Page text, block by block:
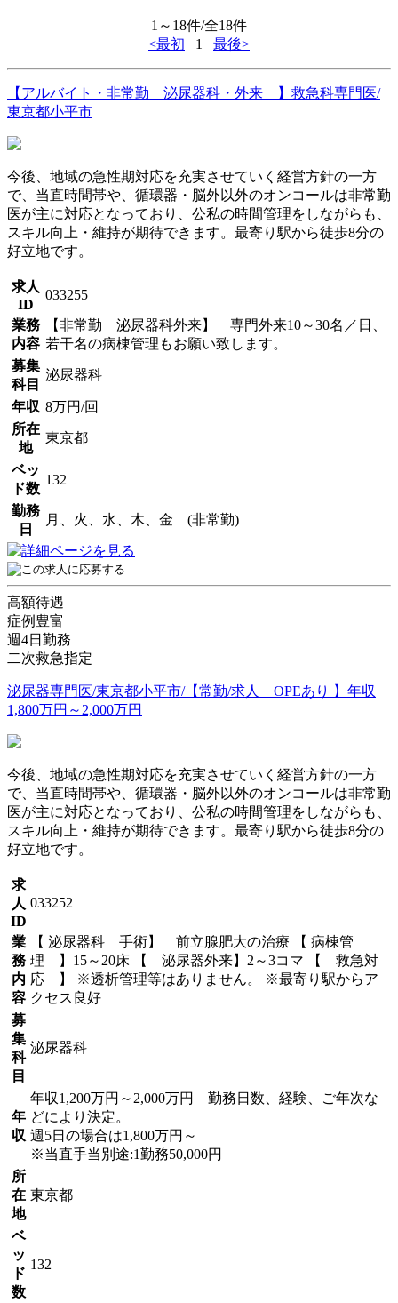
1～18件/全18件
<最初
1 最後>
【アルバイト・非常勤 泌尿器科・外来 】救急科専門医/
東京都小平市
今後、地域の急性期対応を充実させていく経営方針の一方
で、当直時間帯や、循環器・脳外以外のオンコールは非常勤
医が主に対応となっており、公私の時間管理をしながらも、
スキル向上・維持が期待できます。最寄り駅から徒歩8分の
好立地です。
求人
ID
033255
業務
内容
【非常勤 泌尿器科外来】 専門外来10～30名／日、
若干名の病棟管理もお願い致します。
募集
科目
泌尿器科
年収 8万円/回
所在
地
東京都
ベッ
ド数
132
勤務
日
月、火、水、木、金 (非常勤)
高額待遇
症例豊富
週4日勤務
二次救急指定
泌尿器専門医/東京都小平市/【常勤/求人 OPEあり 】年収
1,800万円～2,000万円
今後、地域の急性期対応を充実させていく経営方針の一方
で、当直時間帯や、循環器・脳外以外のオンコールは非常勤
医が主に対応となっており、公私の時間管理をしながらも、
スキル向上・維持が期待できます。最寄り駅から徒歩8分の
好立地です。
求
人
ID
033252
業
務
内
容
【 泌尿器科 手術】 前立腺肥大の治療 【 病棟管
理 】15～20床 【 泌尿器外来】2～3コマ 【 救急対
応 】 ※透析管理等はありません。 ※最寄り駅からア
クセス良好
募
集
科
目
泌尿器科
年
収
年収1,200万円～2,000万円 勤務日数、経験、ご年次な
どにより決定。
週5日の場合は1,800万円～
※当直手当別途:1勤務50,000円
所
在
地
東京都
ベ
ッ
ド
数
132